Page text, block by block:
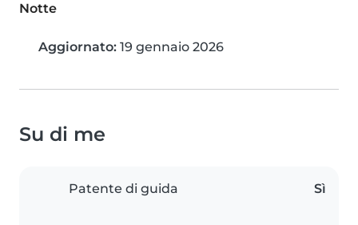
Notte
Aggiornato: 19 gennaio 2026
Su di me
Patente di guida Sì